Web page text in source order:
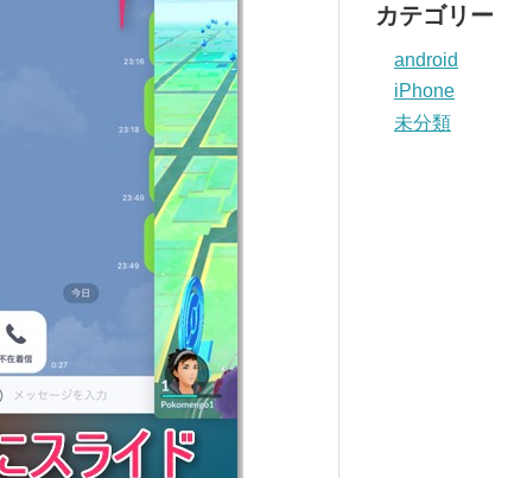
カテゴリー
android
iPhone
未分類